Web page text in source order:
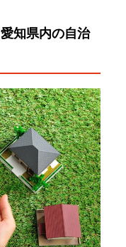
知県内の自治